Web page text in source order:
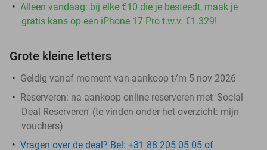
Alleen vandaag: bij elke €10 die je besteedt, maak je
gratis kans op een iPhone 17 Pro t.w.v. €1.329!
Grote kleine letters
Geldig vanaf moment van aankoop t/m 5 nov 2026
Reserveren: na aankoop online reserveren met 'Social
Deal Reserveren' (te vinden onder het overzicht: mijn
vouchers)
Vragen over de deal? Bel: +31 88 205 05 05 of